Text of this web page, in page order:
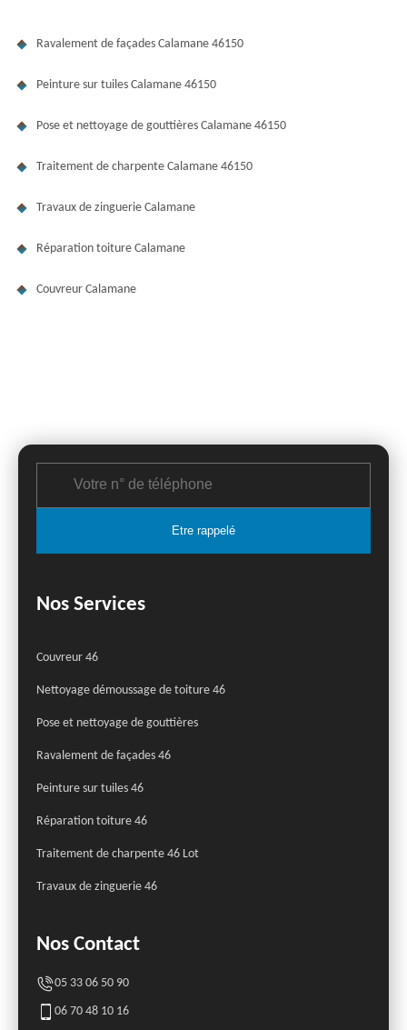
Ravalement de façades Calamane 46150
Peinture sur tuiles Calamane 46150
Pose et nettoyage de gouttières Calamane 46150
Traitement de charpente Calamane 46150
Travaux de zinguerie Calamane
Réparation toiture Calamane
Couvreur Calamane
Nos Services
Couvreur 46
Nettoyage démoussage de toiture 46
Pose et nettoyage de gouttières
Ravalement de façades 46
Peinture sur tuiles 46
Réparation toiture 46
Traitement de charpente 46 Lot
Travaux de zinguerie 46
Nos Contact
05 33 06 50 90
06 70 48 10 16